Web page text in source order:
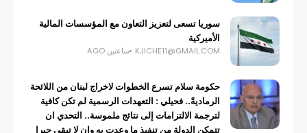
سوريا تسعى لتعزيز التعاون مع المؤسسات المالية
الأميركية
KJICHE11@GMAIL.COM ساعتين AGO
حكومة سلام تسرع الخطوات لاخراج لبنان من اللائحة
الرماديةً.. فحيلي : التعهدات الرسمية لم تكن كافية
لترجمة الالتزامات إلى نتائج ملموسة.. التحدي ان
تتمكن الدولة من تنفيذ ما وعدت به وان لا تبقى حبرا